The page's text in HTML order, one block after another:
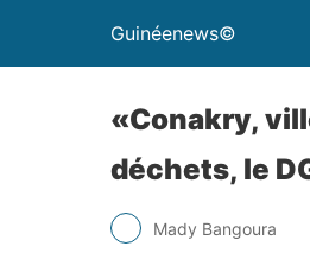
Guinéenews©
«Conakry,
déchets, le
Mady Bangoura